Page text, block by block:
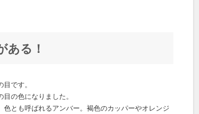
ある！
です。
の色になりました。
とも呼ばれるアンバー。褐色のカッパーやオレンジ